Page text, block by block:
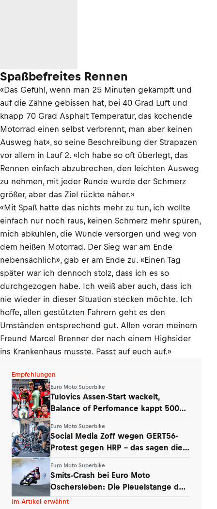
Spaßbefreites Rennen
«Das Gefühl, wenn man 25 Minuten gekämpft und
auf die Zähne gebissen hat, bei 40 Grad Luft und
knapp 70 Grad Asphalt Temperatur, das kochende
Motorrad einen selbst verbrennt, man aber keinen
Ausweg hat», so seine Beschreibung der Strapazen
vor allem in Lauf 2. «Ich habe so oft überlegt, das
Rennen einfach abzubrechen, den leichten Ausweg
zu nehmen, mit jeder Runde wurde der Schmerz
größer, aber das Ziel rückte näher.»
«Mit Spaß hatte das nichts mehr zu tun, ich wollte
einfach nur noch raus, keinen Schmerz mehr spüren,
mich abkühlen, die Wunde versorgen und weg von
dem heißen Motorrad. Der Sieg war am Ende
nebensächlich», gab er am Ende zu. «Einen Tag
später war ich dennoch stolz, dass ich es so
durchgezogen habe. Ich weiß aber auch, dass ich
nie wieder in dieser Situation stecken möchte. Ich
hoffe, allen gestützten Fahrern geht es den
Umständen entsprechend gut. Allen voran meinem
Freund Marcel Brenner der nach einem Highsider
ins Krankenhaus musste. Passt auf euch auf.»
Empfehlungen
Euro Moto Superbike
Tulovics Assen-Start wackelt,
Balance of Perfomance kappt 500
Euro Moto Superbike
Social Media Zoff wegen GERT56-
Protest gegen HRP – das sagen die
Euro Moto Superbike
Smits-Crash bei Euro Moto
Oschersleben: Die Pleuelstange der
Yamaha war‘s
Im Artikel erwähnt